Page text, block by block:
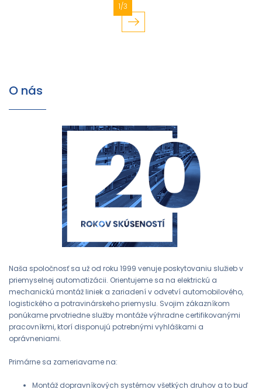
1/3
O nás
Naša spoločnosť sa už od roku 1999 venuje poskytovaniu služieb v
priemyselnej automatizácii. Orientujeme sa na elektrickú a
mechanickú montáž liniek a zariadení v odvetví automobilového,
logistického a potravinárskeho priemyslu. Svojim zákazníkom
ponúkame prvotriedne služby montáže výhradne certifikovanými
pracovníkmi, ktorí disponujú potrebnými vyhláškami a
oprávneniami.
Primárne sa zameriavame na:
Montáž dopravníkových systémov všetkých druhov a to buď